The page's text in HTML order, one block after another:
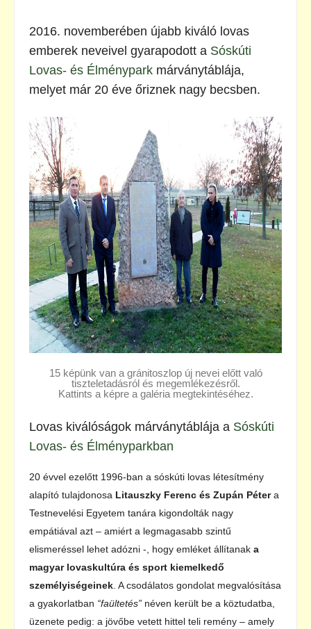
2016. novemberében újabb kiváló lovas
emberek neveivel gyarapodott a Sóskúti
Lovas- és Élménypark márványtáblája,
melyet már 20 éve őriznek nagy becsben.
15 képünk van a gránitoszlop új nevei előtt való
tiszteletadásról és megemlékezésről.
Kattints a képre a galéria megtekintéséhez.
Lovas kiválóságok márványtáblája a Sóskúti
Lovas- és Élményparkban
20 évvel ezelőtt 1996-ban a sóskúti lovas létesítmény
alapító tulajdonosa Litauszky Ferenc és Zupán Pétera
Testnevelési Egyetem tanára kigondolták nagy
empátiával azt – amiért a legmagasabb szintű
elismeréssel lehet adózni -, hogy emléket állítanak a
magyar lovaskultúra és sport kiemelkedő
személyiségeinek . A csodálatos gondolat megvalósítása
a gyakorlatban “faültetés” néven került be a köztudatba,
üzenete pedig: a jövőbe vetett hittel teli remény – amely